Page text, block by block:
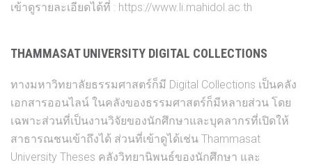
เข้าดูรายละเอียดได้ที่ : https://www.li.mahidol.ac.th
THAMMASAT UNIVERSITY DIGITAL COLLECTIONS
ทางมหาวิทยาลัยธรรมศาสตร์ก็มี Digital Collections เป็นคลัง
เอกสารออนไลน์ ในคลังของธรรมศาสตร์ก็มีหลายส่วน โดย
เฉพาะส่วนที่เป็นงานวิจัยของนักศึกษาและบุคลากรที่เปิดให้
สาธารณชนเข้าถึงได้ ส่วนที่เข้าดูได้เช่น Thammasat
University Theses คลังวิทยานิพนธ์ของนักศึกษา และ